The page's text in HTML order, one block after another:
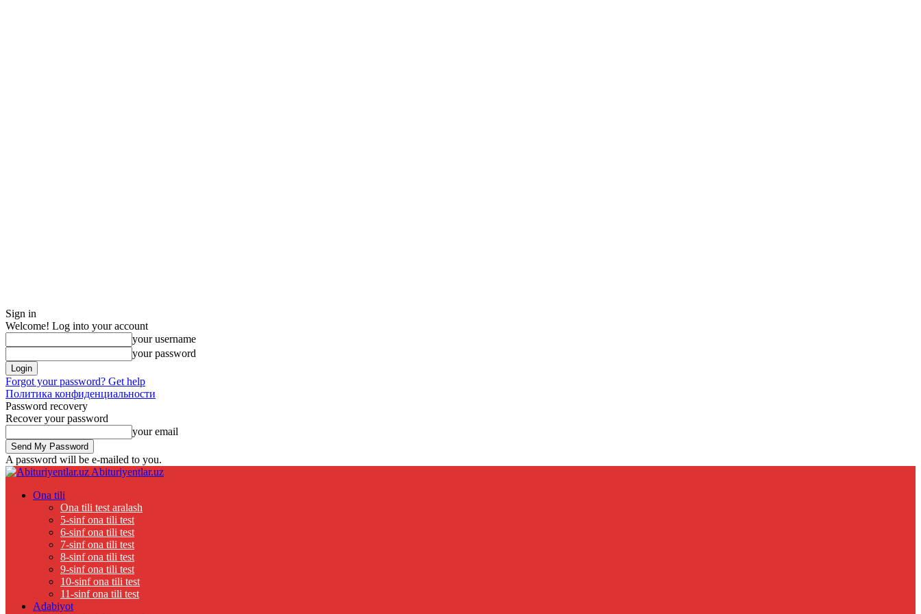
Sign in
Welcome! Log into your account
your username
your password
Forgot your password? Get help
Политика конфиденциальности
Password recovery
Recover your password
your email
A password will be e-mailed to you.
Abituriyentlar.uz
Ona tili
Ona tili test aralash
5-sinf ona tili test
6-sinf ona tili test
7-sinf ona tili test
8-sinf ona tili test
9-sinf ona tili test
10-sinf ona tili test
11-sinf ona tili test
Adabiyot